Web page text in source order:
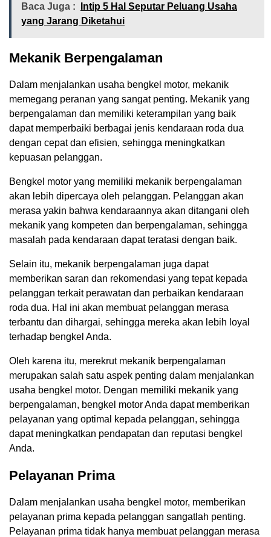
Baca Juga :
Intip 5 Hal Seputar Peluang Usaha
yang Jarang Diketahui
Mekanik Berpengalaman
Dalam menjalankan usaha bengkel motor, mekanik
memegang peranan yang sangat penting. Mekanik yang
berpengalaman dan memiliki keterampilan yang baik
dapat memperbaiki berbagai jenis kendaraan roda dua
dengan cepat dan efisien, sehingga meningkatkan
kepuasan pelanggan.
Bengkel motor yang memiliki mekanik berpengalaman
akan lebih dipercaya oleh pelanggan. Pelanggan akan
merasa yakin bahwa kendaraannya akan ditangani oleh
mekanik yang kompeten dan berpengalaman, sehingga
masalah pada kendaraan dapat teratasi dengan baik.
Selain itu, mekanik berpengalaman juga dapat
memberikan saran dan rekomendasi yang tepat kepada
pelanggan terkait perawatan dan perbaikan kendaraan
roda dua. Hal ini akan membuat pelanggan merasa
terbantu dan dihargai, sehingga mereka akan lebih loyal
terhadap bengkel Anda.
Oleh karena itu, merekrut mekanik berpengalaman
merupakan salah satu aspek penting dalam menjalankan
usaha bengkel motor. Dengan memiliki mekanik yang
berpengalaman, bengkel motor Anda dapat memberikan
pelayanan yang optimal kepada pelanggan, sehingga
dapat meningkatkan pendapatan dan reputasi bengkel
Anda.
Pelayanan Prima
Dalam menjalankan usaha bengkel motor, memberikan
pelayanan prima kepada pelanggan sangatlah penting.
Pelayanan prima tidak hanya membuat pelanggan merasa